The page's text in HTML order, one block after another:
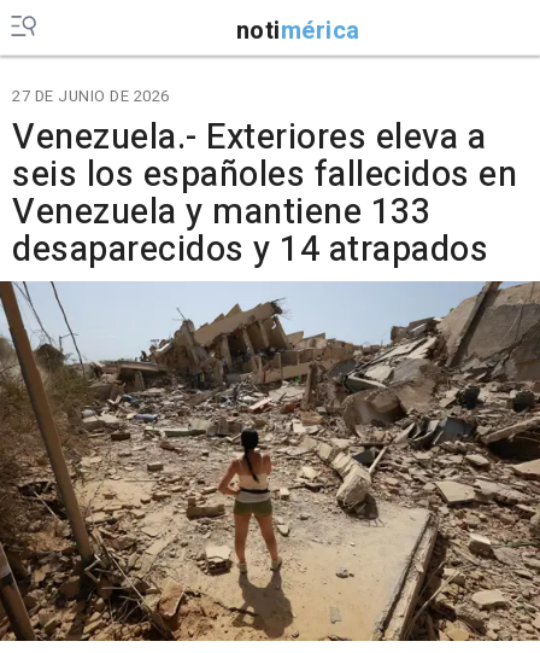
notimérica
27 DE JUNIO DE 2026
Venezuela.- Exteriores eleva a
seis los españoles fallecidos en
Venezuela y mantiene 133
desaparecidos y 14 atrapados